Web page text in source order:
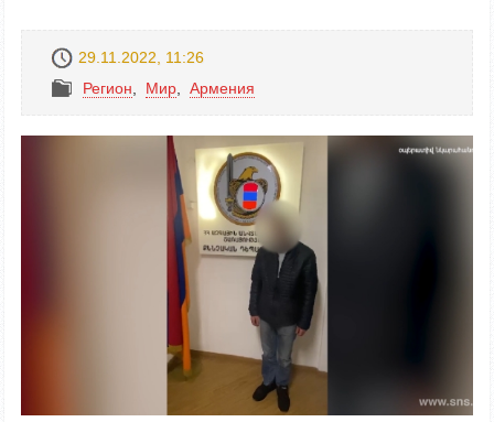
29.11.2022, 11:26
Регион
Mир Армения